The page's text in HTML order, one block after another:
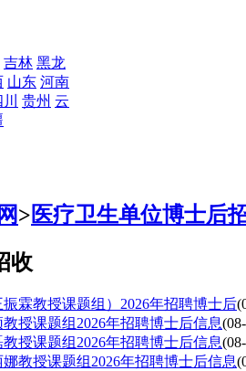
吉林 黑龙
山东 河南
贵州 云
>医疗卫生单位博士后
收
霖教授课题组）2026年招聘博士后
授课题组2026年招聘博士后信息
授课题组2026年招聘博士后信息
教授课题组2026年招聘博士后信息